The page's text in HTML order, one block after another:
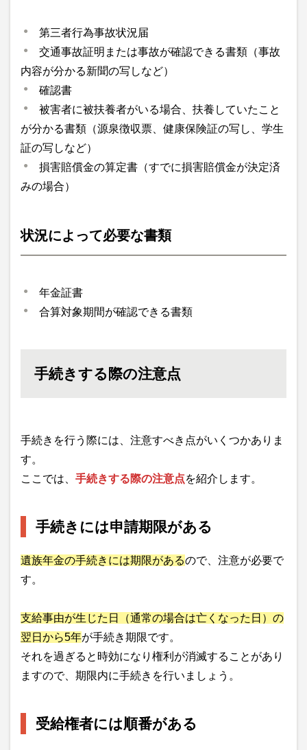
第三者行為事故状況届
交通事故証明または事故が確認できる書類（事故
内容が分かる新聞の写しなど）
確認書
被害者に被扶養者がいる場合、扶養していたこと
が分かる書類（源泉徴収票、健康保険証の写し、学生
証の写しなど）
損害賠償金の算定書（すでに損害賠償金が決定済
みの場合）
状況によって必要な書類
年金証書
合算対象期間が確認できる書類
手続きする際の注意点
手続きを行う際には、注意すべき点がいくつかありま
す。
ここでは、 手続きする際の注意点を紹介します。
手続きには申請期限がある
遺族年金の手続きには期限があるので、注意が必要で
す。
支給事由が生じた日（通常の場合は亡くなった日）の
翌日から5年が手続き期限です。
それを過ぎると時効になり権利が消滅することがあり
ますので、期限内に手続きを行いましょう。
受給権者には順番がある